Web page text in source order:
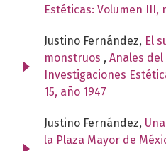
Estéticas: Volumen III,
Justino Fernández, El
monstruos , Anales
Investigaciones
15, año 1947
Justino Fernández,
la Plaza Mayor de